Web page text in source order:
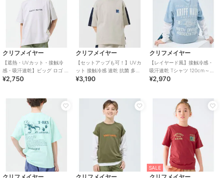
クリフメイヤー
【遮熱・UVカット・接触冷
感・吸汗速乾】ビッグ ロゴ T
シャツ 120cm～170cm
¥2,750
クリフメイヤー
【セットアップも可！】UVカ
ット 接触冷感 速乾 抗菌 多機
能 Ｔシャツ 120cm～170cm
¥3,190
クリフメイヤー
【レイヤード風】接触冷感・
吸汗速乾 Tシャツ 120cm～
170cm
¥2,970
SALE